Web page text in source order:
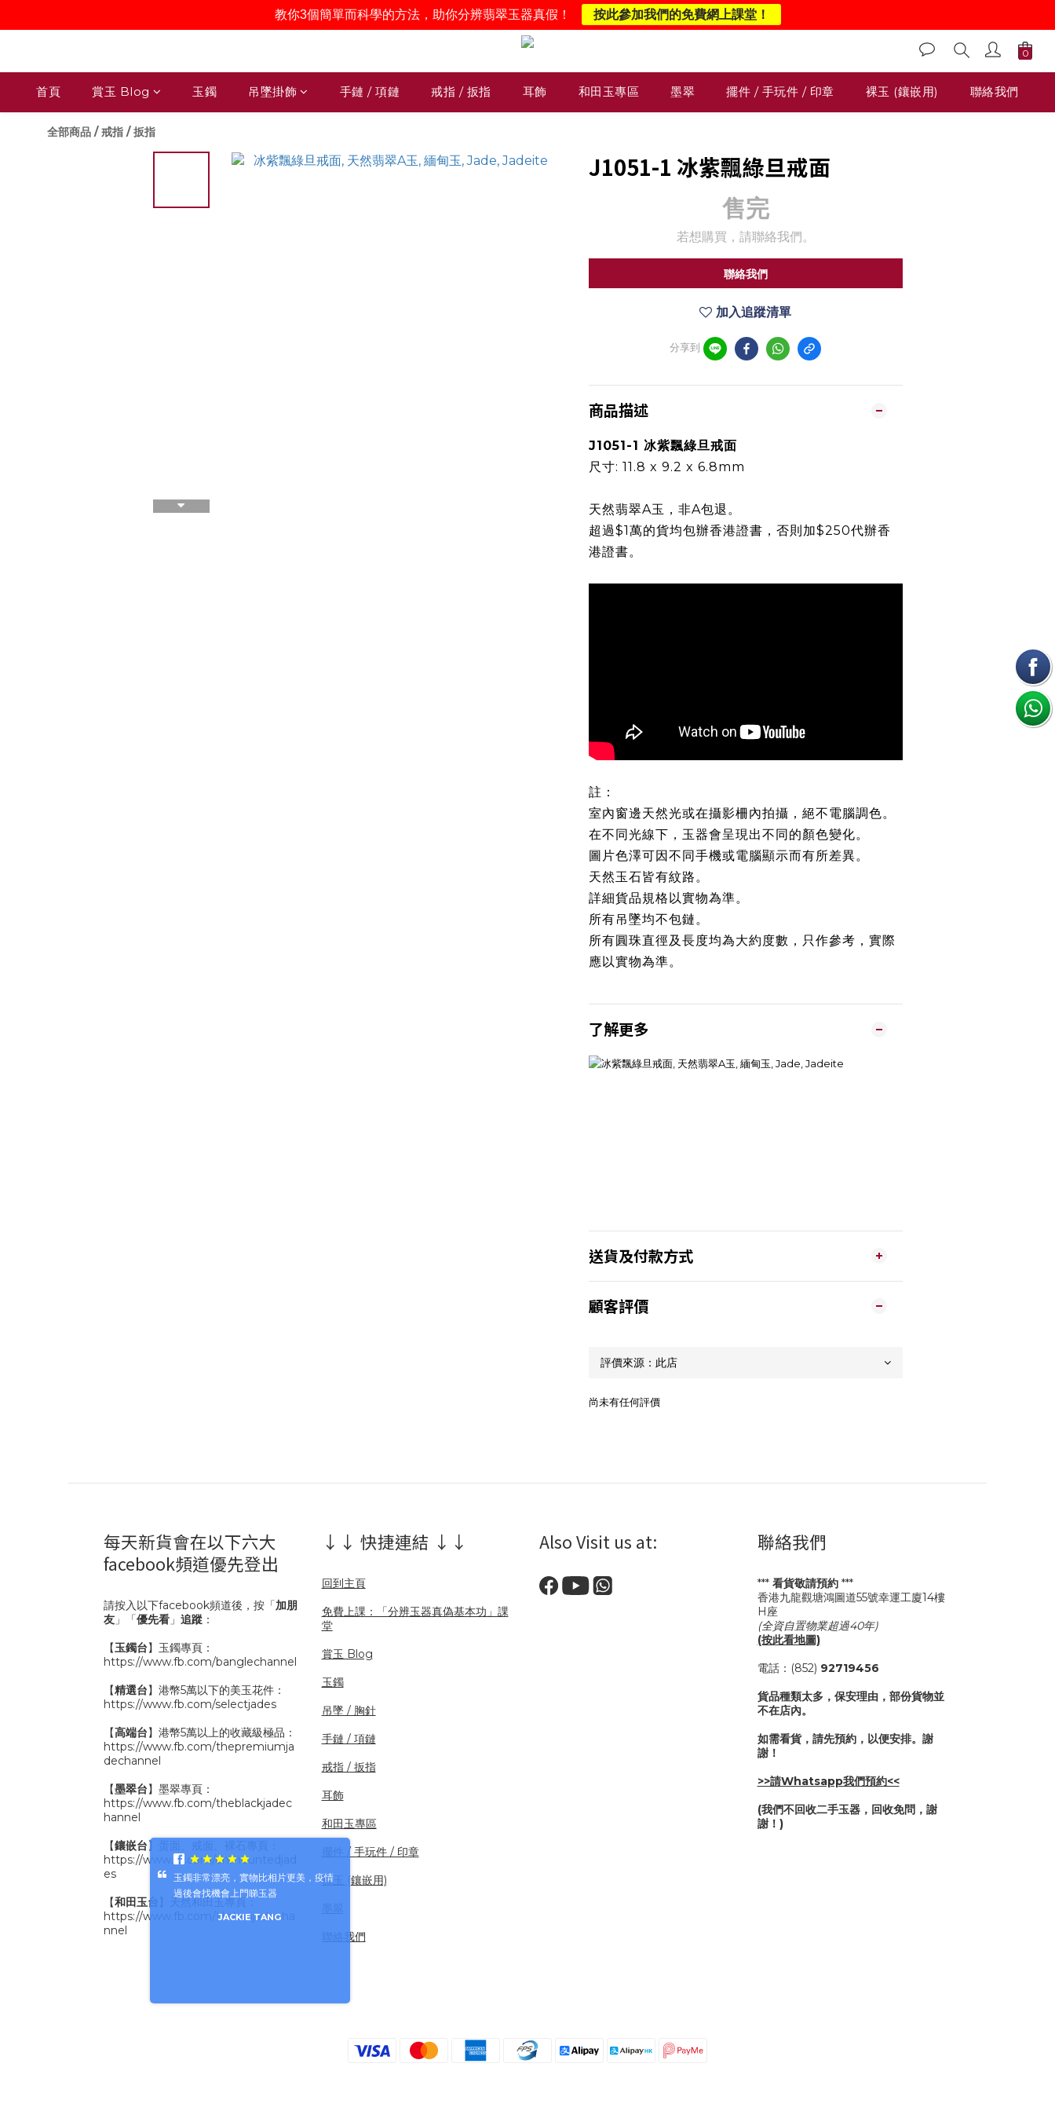
首頁 賞玉 Blog 玉鐲 吊墜掛飾 手鏈 / 項鏈 戒指 / 扳指 耳飾 和田玉專區 墨翠 擺件 / 手玩件 / 印章 裸玉 (鑲嵌用) 聯絡我們
全部商品 /戒指 / 扳指
J1051-1 冰紫飄綠旦戒面
售完
若想購買，請聯絡我們。
聯絡我們
加入追蹤清單
分享到
商品描述
J1051-1 冰紫飄綠旦戒面
尺寸: 11.8 x 9.2 x 6.8mm
天然翡翠A玉，非A包退。
超過$1萬的貨均包辦香港證書，否則加$250代辦香
港證書。
註：
室內窗邊天然光或在攝影柵內拍攝，絕不電腦調色。
在不同光線下，玉器會呈現出不同的顏色變化。
圖片色澤可因不同手機或電腦顯示而有所差異。
天然玉石皆有紋路。
詳細貨品規格以實物為準。
所有吊墜均不包鏈。
所有圓珠直徑及長度均為大約度數，只作參考，實際
應以實物為準。
了解更多
送貨及付款方式
顧客評價
尚未有任何評價
每天新貨會在以下六大
facebook頻道優先登出
請按入以下facebook頻道後，按「加朋
友 」「優先看 」 追蹤 ：
【玉鐲台】玉鐲專頁：
https://www.fb.com/banglechannel
【精選台】港幣5萬以下的美玉花件：
https://www.fb.com/selectjades
【高端台】港幣5萬以上的收藏級極品：
https://www.fb.com/thepremiumja
dechannel
【墨翠台】墨翠專頁：
https://www.fb.com/theblackjadec
hannel
【鑲嵌台】蛋面、戒面、裸石專頁：
https://www.fb.com/unmountedjad
es
【和田玉台
】天然和田玉專頁：
https://www.fb.com/Hetianjadecha
nnel
↓↓ 快捷連結 ↓↓
回到主頁
免費上課：「分辨玉器真偽基本功」課
堂
賞玉 Blog
玉鐲
吊墜 / 胸針
手鏈 / 項鏈
戒指 / 扳指
耳飾
和田玉專區
擺件 / 手玩件 / 印章
裸玉 (鑲嵌用)
聯絡我們
Also Visit us at: 聯絡我們
*** 看貨敬請預約***
香港九龍觀塘鴻圖道55號幸運工廈14樓
H座
(全資自置物業超過40年)
(按此看地圖)
電話：(852) 92719456
貨品種類太多，保安理由，部份貨物並
不在店內。
如需看貨，請先預約，以便安排。謝
謝！
>>請Whatsapp我們預約<<
(我們不回收二手玉器，回收免問，謝
謝！)
玉鐲非常漂亮，實物比相片更美，疫情
過後會找機會上門睇玉器
JACKIE TANG
教你3個簡單而科學的方法，助你分辨翡翠玉器真假！ 按此參加我們的免費網上課堂！